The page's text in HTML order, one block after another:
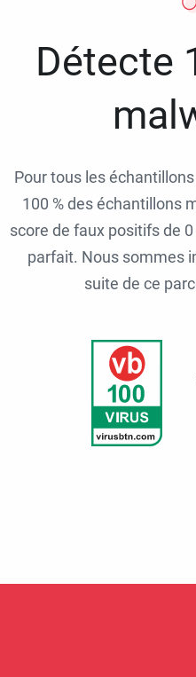
Détecte
Pour tous les
100 % des échantillons
score de faux positifs de
parfait. Nous sommes
suite de ce